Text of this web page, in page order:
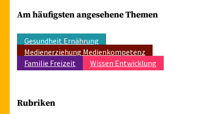
Am häufigsten angesehene Themen
Gesundheit Ernährung
Medienerziehung Medienkompetenz
Familie Freizeit
Wissen Entwicklung
Rubriken